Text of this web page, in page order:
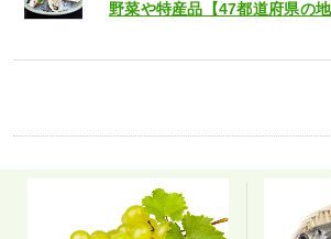
野菜や特産品【47都道府県の地